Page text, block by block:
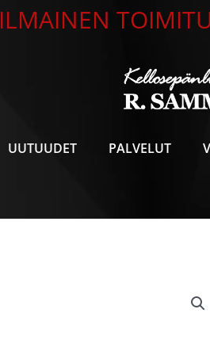
ILMAINEN
UUTUUDET PALVELUT